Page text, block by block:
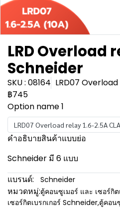
LRD Overload
Schneider
SKU : 08164 LRD07 Overload
฿745
Option name 1
LRD07 Overload relay 1.6-2.5A
คำอธิบายสินค้าแบบย่อ
Schneider มี 6 แบบ
แบรนด์:
Schneider
หมวดหมู่:ตู้คอนซูเมอร์ และ เซอร์กิต
เซอร์กิตเบรกเกอร์ Schneider,ตู้คอน